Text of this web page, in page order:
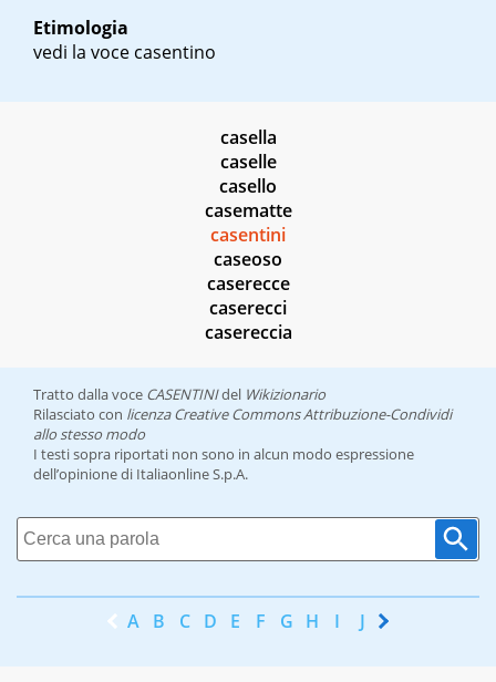
Etimologia
vedi la voce casentino
casella
caselle
casello
casematte
casentini
caseoso
caserecce
caserecci
casereccia
Tratto dalla voce CASENTINIdel Wikizionario
Rilasciato con licenza Creative Commons Attribuzione-Condividi
allo stesso modo
I testi sopra riportati non sono in alcun modo espressione
dell’opinione di Italiaonline S.p.A.
A B C D E F G H I J K